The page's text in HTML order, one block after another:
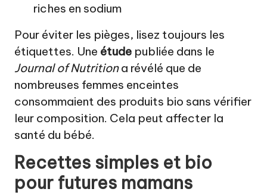
riches en sodium
Pour éviter les pièges, lisez toujours les
étiquettes. Une étude publiée dans le
Journal of Nutritiona révélé que de
nombreuses femmes enceintes
consommaient des produits bio sans vérifier
leur composition. Cela peut affecter la
santé du bébé.
Recettes simples et bio
pour futures mamans